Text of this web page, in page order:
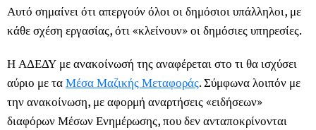
Αυτό σημαίνει ότι απεργούν όλοι οι δημόσιοι υπάλληλοι, με
κάθε σχέση εργασίας, ότι «κλείνουν» οι δημόσιες υπηρεσίες.
Η ΑΔΕΔΥ με ανακοίνωσή της αναφέρεται στο τι θα ισχύσει
αύριο με ταΜέσα Μαζικής Μεταφοράς. Σύμφωνα λοιπόν με
την ανακοίνωση, με αφορμή αναρτήσεις «ειδήσεων»
διαφόρων Μέσων Ενημέρωσης, που δεν ανταποκρίνονται